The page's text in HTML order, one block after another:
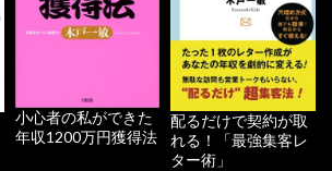
小心者の私ができた
年収1200万円獲得法
配るだけで契約が取
れる！「最強集客レ
ター術」